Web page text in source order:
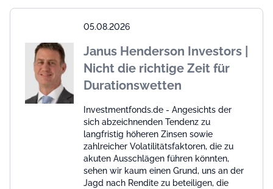
05.08.2026
Janus Henderson Investors |
Nicht die richtige Zeit für
Durationswetten
Investmentfonds.de - Angesichts der
sich abzeichnenden Tendenz zu
langfristig höheren Zinsen sowie
zahlreicher Volatilitätsfaktoren, die zu
akuten Ausschlägen führen könnten,
sehen wir kaum einen Grund, uns an der
Jagd nach Rendite zu beteiligen, die